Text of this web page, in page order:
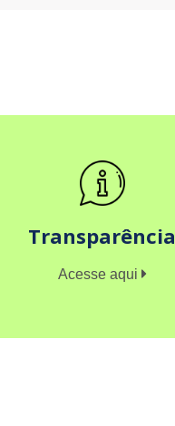
Transparência
Acesse aqui